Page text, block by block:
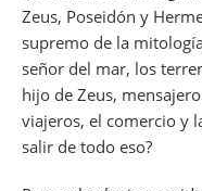
o
k
p
Zeus, Poseidón y
supremo de la
señor del mar, los
hijo de Zeus,
viajeros, el comercio y
salir de todo eso?